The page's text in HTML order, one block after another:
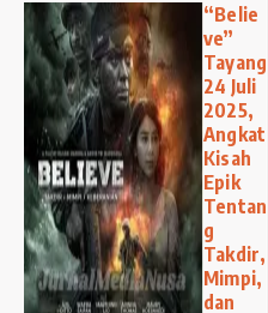
“Belie
ve”
Tayang
24 Juli
2025,
Angkat
Kisah
Epik
Tentan
g
Takdir,
Mimpi,
dan